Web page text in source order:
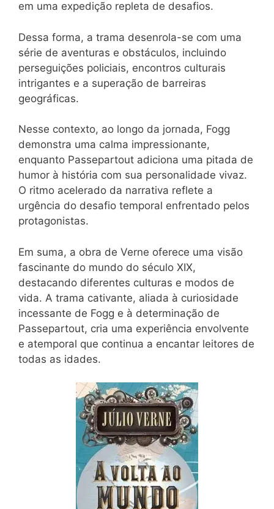
em uma expedição repleta de desafios.
Dessa forma, a trama desenrola-se com uma
série de aventuras e obstáculos, incluindo
perseguições policiais, encontros culturais
intrigantes e a superação de barreiras
geográficas.
Nesse contexto, ao longo da jornada, Fogg
demonstra uma calma impressionante,
enquanto Passepartout adiciona uma pitada de
humor à história com sua personalidade vivaz.
O ritmo acelerado da narrativa reflete a
urgência do desafio temporal enfrentado pelos
protagonistas.
Em suma, a obra de Verne oferece uma visão
fascinante do mundo do século XIX,
destacando diferentes culturas e modos de
vida. A trama cativante, aliada à curiosidade
incessante de Fogg e à determinação de
Passepartout, cria uma experiência envolvente
e atemporal que continua a encantar leitores de
todas as idades.